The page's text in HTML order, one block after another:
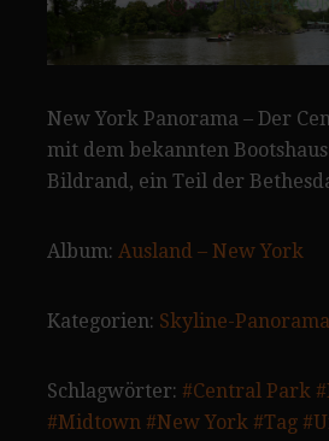
New York Panorama – Der
mit dem bekannten
Bildrand, ein Teil der
Album: Ausland – New York
Kategorien: Skyline-Panorama
Schlagwörter: #Central Park
#Midtown #New York #Tag